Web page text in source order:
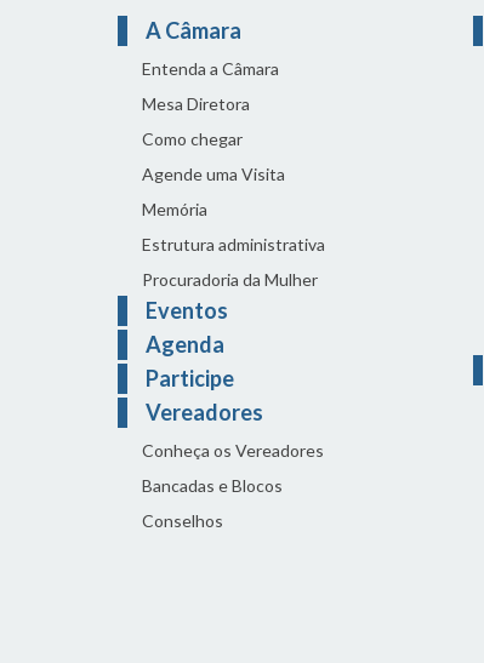
A Câmara
Entenda a Câmara
Mesa Diretora
Como chegar
Agende uma Visita
Memória
Estrutura administrativa
Procuradoria da Mulher
Eventos
Agenda
Participe
Vereadores
Conheça os Vereadores
Bancadas e Blocos
Conselhos